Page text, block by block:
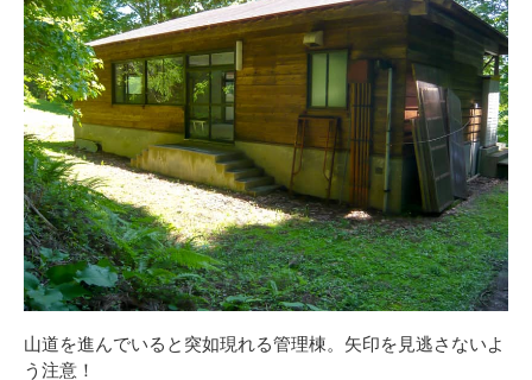
山道を進んでいると突如現れる管理棟。矢印を見逃さないよ
う注意！